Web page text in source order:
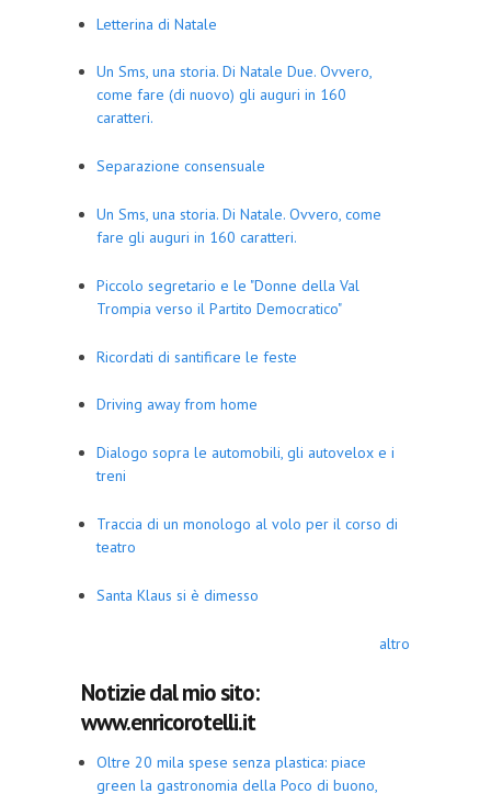
Letterina di Natale
Un Sms, una storia. Di Natale Due. Ovvero,
come fare (di nuovo) gli auguri in 160
caratteri.
Separazione consensuale
Un Sms, una storia. Di Natale. Ovvero, come
fare gli auguri in 160 caratteri.
Piccolo segretario e le "Donne della Val
Trompia verso il Partito Democratico"
Ricordati di santificare le feste
Driving away from home
Dialogo sopra le automobili, gli autovelox e i
treni
Traccia di un monologo al volo per il corso di
teatro
Santa Klaus si è dimesso
altro
Notizie dal mio sito:
www.enricorotelli.it
Oltre 20 mila spese senza plastica: piace
green la gastronomia della Poco di buono,